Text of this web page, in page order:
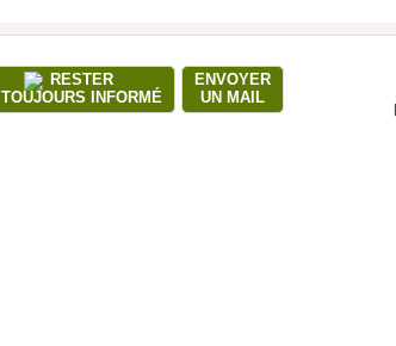
RESTER
TOUJOURS INFORMÉ
ENVOYER
UN MAIL